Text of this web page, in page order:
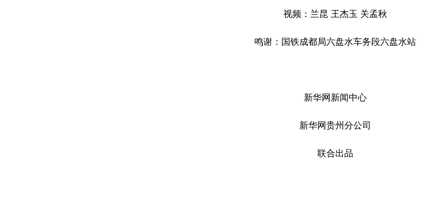
视频：兰昆 王杰玉 关孟秋
鸣谢：国铁成都局六盘水车务段六盘水站
新华网新闻中心
新华网贵州分公司
联合出品